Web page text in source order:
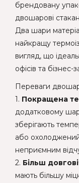
брендовану
двошарові
Два шари
найкращу
вигляд, що
офісів та бізнес-
Переваги
1. Покращена
додатковому
зберігають
або
неприємним
2. Більш
мають більшу